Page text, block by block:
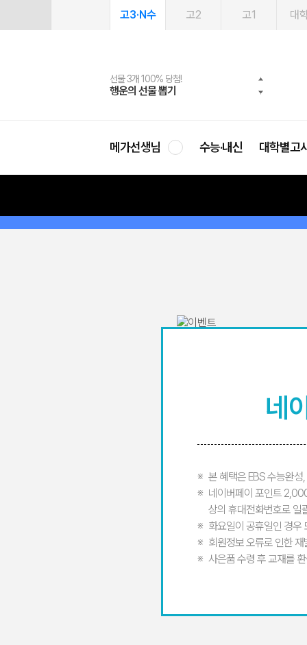
고3·N수 고2 고1 대
선물 3개 100% 당첨!
행운의 선물 뽑기
선물 100% 증정!
메가스터디 X 올리브
여름방학 스터디 캐시백
메가런 썸머스쿨
2027 러셀 단과
강사 공개선발
스마트러닝앱
설문 EVENT
메가패스
3일 무료 체험권
메가패스 수강생 무료혜택!
메가클럽 멤버십
사회공헌 캠페인
희망이룸 메가나눔
메가선생님 수능·내신 대학별고
네
본 혜택은 EBS 수능완
네이버페이 포인트
상의 휴대전화번호로 일
화요일이 공휴일인 경우
회원정보 오류로 인한
사은품 수령 후 교재를